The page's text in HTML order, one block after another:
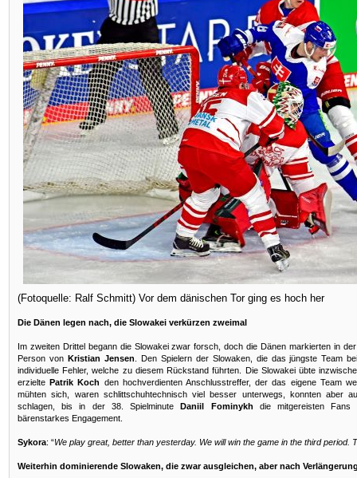
(Fotoquelle: Ralf Schmitt) Vor dem dänischen Tor ging es hoch her
Die Dänen legen nach, die Slowakei verkürzen zweimal
Im zweiten Drittel begann die Slowakei zwar forsch, doch die Dänen markierten in
Person von Kristian Jensen . Den Spielern der Slowaken, die das jüngste Team
individuelle Fehler, welche zu diesem Rückstand führten. Die Slowakei übte
erzieltePatrik Koch den hochverdienten Anschlusstreffer, der das eigene Team
mühten sich, waren schlittschuhtechnisch viel besser unterwegs, konnten aber
schlagen, bis in der 38. SpielminuteDaniil Fominykh die mitgereisten
bärenstarkes Engagement.
Sykora: “We play great, better than yesterday. We will win the game in the third period.
Weiterhin dominierende Slowaken, die zwar ausgleichen, aber nach